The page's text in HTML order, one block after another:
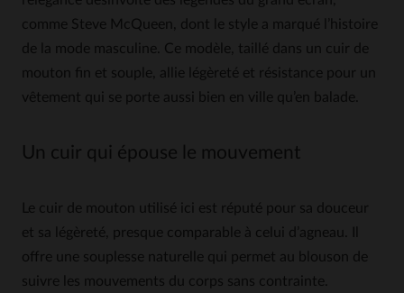
comme Steve McQueen, dont le style a marqué l’histoire
de la mode masculine. Ce modèle, taillé dans un cuir de
mouton fin et souple, allie légèreté et résistance pour un
vêtement qui se porte aussi bien en ville qu’en balade.
Un cuir qui épouse le mouvement
Le cuir de mouton utilisé ici est réputé pour sa douceur
et sa légèreté, presque comparable à celui d’agneau. Il
offre une souplesse naturelle qui permet au blouson de
suivre les mouvements du corps sans contrainte.